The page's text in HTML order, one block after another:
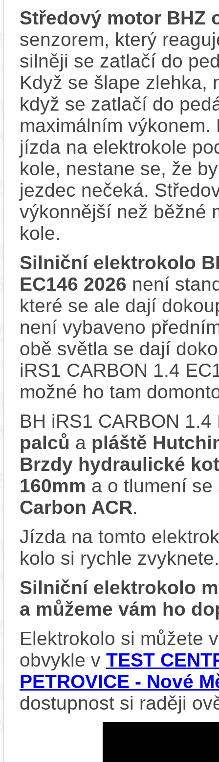
Středový motor BHZ
senzorem, který
silněji se zatlačí do
Když se šlape zlehka,
když se zatlačí do
maximálním
jízda na elektrokole
kole, nestane se, že
jezdec nečeká.
výkonnější než běžné
kole.
Silniční elektrokolo
EC146 2026 není
které se ale dají
není vybaveno
obě světla se dají
iRS1 CARBON 1.4
možné ho tam
BH iRS1 CARBON
palců a pláště
Brzdy hydraulické
160mm a o tlumení
Carbon ACR.
Jízda na tomto
kolo si rychle zvyknete.
Silniční elektrokolo
a můžeme vám ho
Elektrokolo si můžete
obvykle v TEST
PETROVICE - Nové
dostupnost si raději